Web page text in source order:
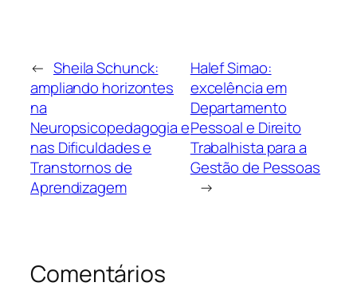
← Sheila Schunck:
ampliando horizontes
na
Neuropsicopedagogia e
nas Dificuldades e
Transtornos de
Aprendizagem
Halef Simao:
excelência em
Departamento
Pessoal e Direito
Trabalhista para a
Gestão de Pessoas
→
Comentários